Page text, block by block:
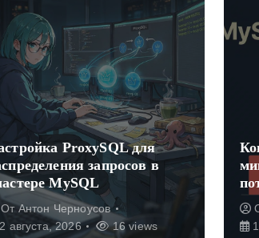
Конфигурация MySQL для
микро-vps (минимизация
потребления памяти)
ОтАнтон Черноусов
1 августа, 2026
22 views